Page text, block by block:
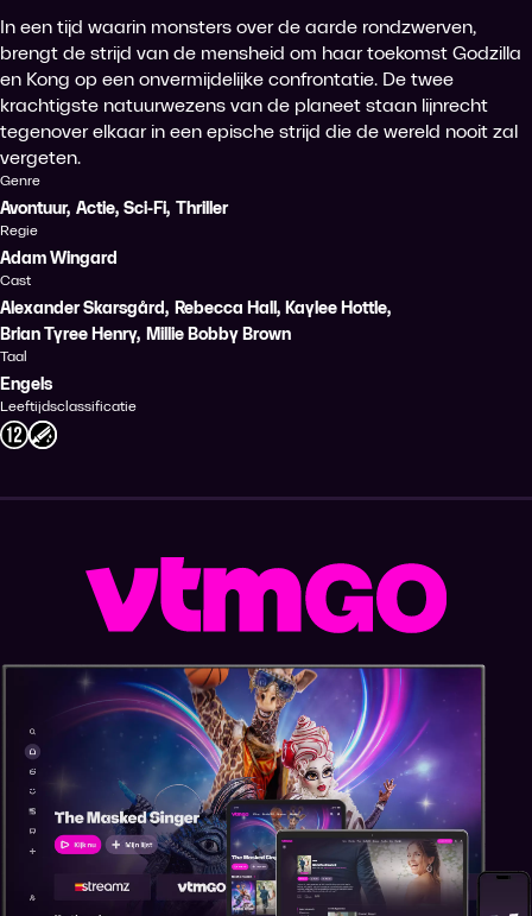
In een tijd waarin monsters over de aarde rondzwerven,
brengt de strijd van de mensheid om haar toekomst Godzilla
en Kong op een onvermijdelijke confrontatie. De twee
krachtigste natuurwezens van de planeet staan lijnrecht
tegenover elkaar in een epische strijd die de wereld nooit zal
vergeten.
Genre
Avontuur, Actie, Sci-Fi, Thriller
Regie
Adam Wingard
Cast
Alexander Skarsgård, Rebecca Hall , Kaylee Hottle,
Brian Tyree Henry, Millie Bobby Brown
Taal
Engels
Leeftijdsclassificatie